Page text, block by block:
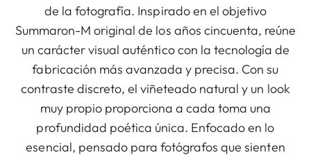
de la fotografía. Inspirado en el objetivo
Summaron-M original de los años cincuenta, reúne
un carácter visual auténtico con la tecnología de
fabricación más avanzada y precisa. Con su
contraste discreto, el viñeteado natural y un look
muy propio proporciona a cada toma una
profundidad poética única. Enfocado en lo
esencial, pensado para fotógrafos que sienten